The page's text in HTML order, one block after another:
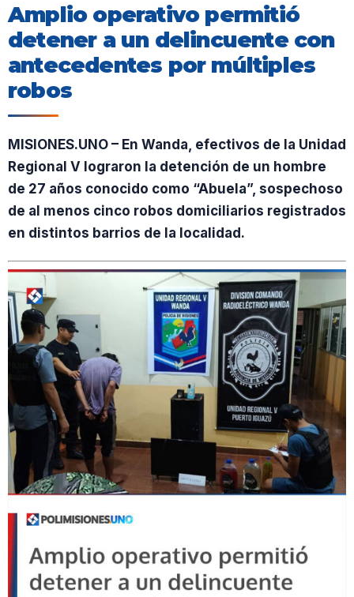
Amplio operativo permitió
detener a un delincuente con
antecedentes por múltiples
robos
MISIONES.UNO – En Wanda, efectivos de la Unidad
Regional V lograron la detención de un hombre
de 27 años conocido como “Abuela”, sospechoso
de al menos cinco robos domiciliarios registrados
en distintos barrios de la localidad.